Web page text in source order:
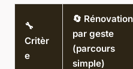
🔧
Critèr
e
🔄 Rénovation
par geste
(parcours
simple)